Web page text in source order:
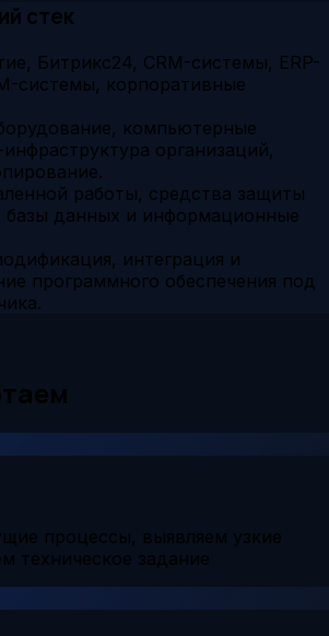
стек
Битрикс24, CRM-системы, ERP-
системы, корпоративные
компьютерные
организаций,
работы, средства защиты
базы данных и информационные
интеграция и
программного обеспечения под
процессы, выявляем узкие
техническое задание